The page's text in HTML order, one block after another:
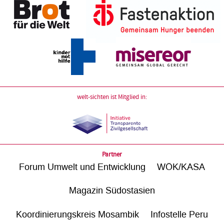
welt-sichten ist Mitglied in:
Partner
Forum Umwelt und Entwicklung WÖK/KASA
Magazin Südostasien
Koordinierungskreis Mosambik Infostelle Peru